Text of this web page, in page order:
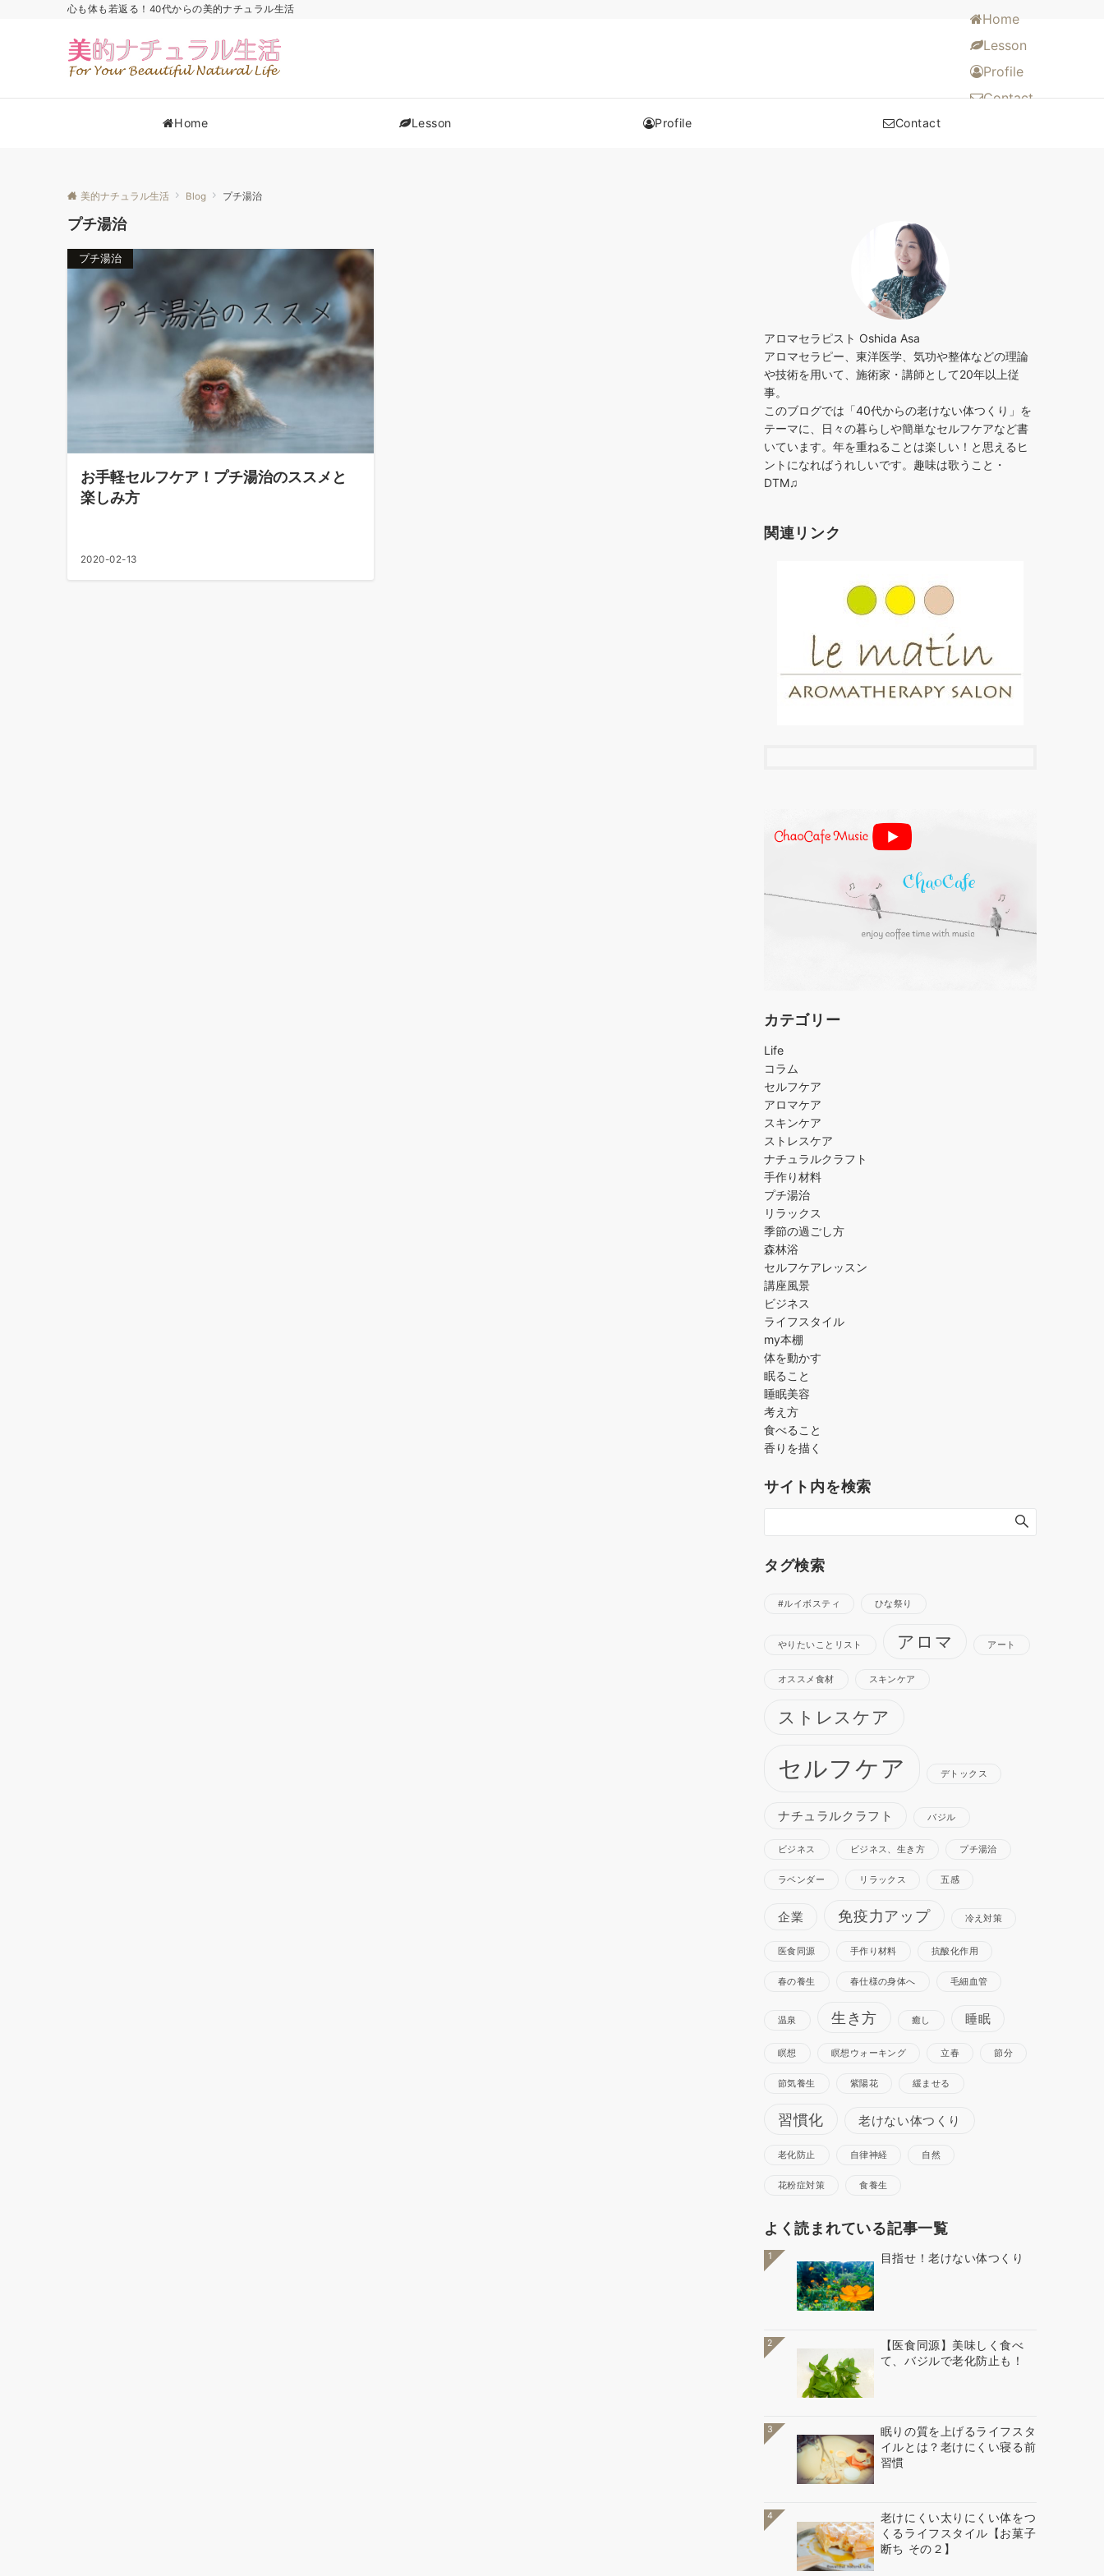
心も体も若返る！40代からの美的ナチュラル生活
Home
Lesson
Profile
Contact
Home Lesson Profile Contact
美的ナチュラル生活 Blog プチ湯治
プチ湯治
プチ湯治
お手軽セルフケア！プチ湯治のススメと
楽しみ方
2020-02-13
アロマセラピスト Oshida Asa
アロマセラピー、東洋医学、気功や整体などの理論
や技術を用いて、施術家・講師として20年以上従
事。
このブログでは「40代からの老けない体つくり」を
テーマに、日々の暮らしや簡単なセルフケアなど書
いています。年を重ねることは楽しい！と思えるヒ
ントになればうれしいです。趣味は歌うこと・
DTM♫
関連リンク
カテゴリー
Life
コラム
セルフケア
アロマケア
スキンケア
ストレスケア
ナチュラルクラフト
手作り材料
プチ湯治
リラックス
季節の過ごし方
森林浴
セルフケアレッスン
講座風景
ビジネス
ライフスタイル
my本棚
体を動かす
眠ること
睡眠美容
考え方
食べること
香りを描く
サイト内を検索
タグ検索
#ルイボスティ ひな祭り
やりたいことリスト アロマ アート
オススメ食材 スキンケア
ストレスケア
セルフケア デトックス
ナチュラルクラフト バジル
ビジネス ビジネス、生き方 プチ湯治
ラベンダー リラックス 五感
企業 免疫力アップ 冷え対策
医食同源 手作り材料 抗酸化作用
春の養生 春仕様の身体へ 毛細血管
温泉 生き方 癒し 睡眠
瞑想 瞑想ウォーキング 立春 節分
節気養生 紫陽花 緩ませる
習慣化 老けない体つくり
老化防止 自律神経 自然
花粉症対策 食養生
よく読まれている記事一覧
1 目指せ！老けない体つくり
2
【医食同源】美味しく食べ
て、バジルで老化防止も！
3
眠りの質を上げるライフスタ
イルとは？老けにくい寝る前
習慣
4
老けにくい太りにくい体をつ
くるライフスタイル【お菓子
断ち その２】